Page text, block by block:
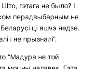
гэтага не было? І
перадвыбарным не
ці яшчэ недзе.
і не прызналі”.
“Мадура не той